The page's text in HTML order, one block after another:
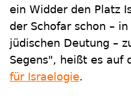
ein Widder den Platz
der Schofar schon –
jüdischen Deutung –
Segens", heißt es auf
für Israelogie.